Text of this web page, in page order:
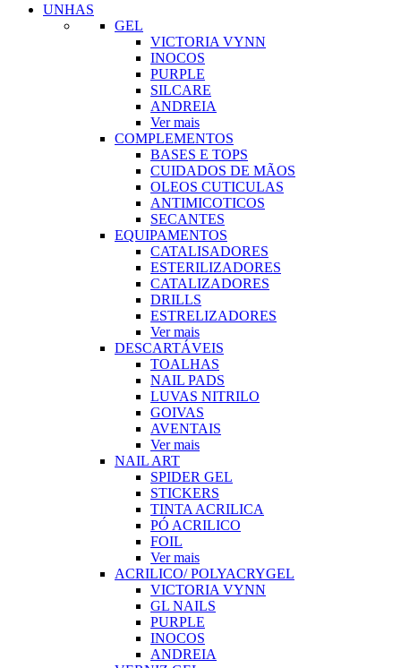
UNHAS
GEL
VICTORIA VYNN
INOCOS
PURPLE
SILCARE
ANDREIA
Ver mais
COMPLEMENTOS
BASES E TOPS
CUIDADOS DE MÃOS
OLEOS CUTICULAS
ANTIMICOTICOS
SECANTES
EQUIPAMENTOS
CATALISADORES
ESTERILIZADORES
CATALIZADORES
DRILLS
ESTRELIZADORES
Ver mais
DESCARTÁVEIS
TOALHAS
NAIL PADS
LUVAS NITRILO
GOIVAS
AVENTAIS
Ver mais
NAIL ART
SPIDER GEL
STICKERS
TINTA ACRILICA
PÓ ACRILICO
FOIL
Ver mais
ACRILICO/ POLYACRYGEL
VICTORIA VYNN
GL NAILS
PURPLE
INOCOS
ANDREIA